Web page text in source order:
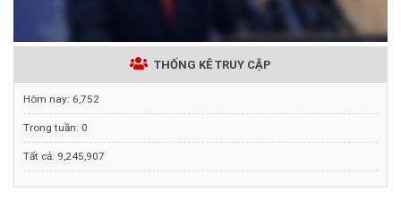
THỐNG KÊ TRUY CẬP
Hôm nay: 6,752
Trong tuần: 0
Tất cả: 9,245,907